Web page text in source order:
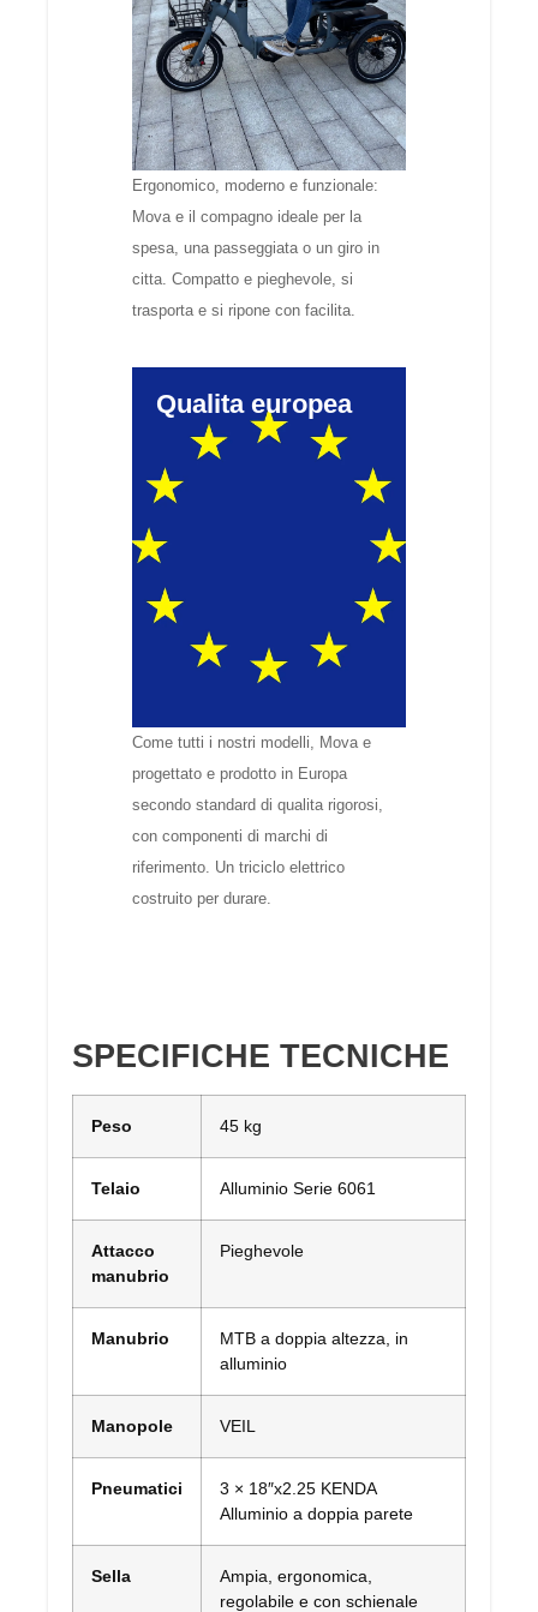
Ergonomico, moderno e funzionale:
Mova e il compagno ideale per la
spesa, una passeggiata o un giro in
citta. Compatto e pieghevole, si
trasporta e si ripone con facilita.
Qualita europea
Come tutti i nostri modelli, Mova e
progettato e prodotto in Europa
secondo standard di qualita rigorosi,
con componenti di marchi di
riferimento. Un triciclo elettrico
costruito per durare.
SPECIFICHE TECNICHE
Peso 45 kg
Telaio Alluminio Serie 6061
Attacco
manubrio
Pieghevole
Manubrio
MTB a doppia altezza, in
alluminio
Manopole VEIL
Pneumatici
3 × 18″x2.25 KENDA
Alluminio a doppia parete
Sella
Ampia, ergonomica,
regolabile e con schienale